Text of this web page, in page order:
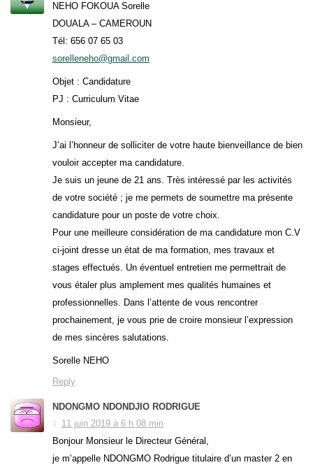
NEHO FOKOUA Sorelle
DOUALA – CAMEROUN
Tél: 656 07 65 03
sorelleneho@gmail.com
Objet : Candidature
PJ : Curriculum Vitae
Monsieur,
J’ai l’honneur de solliciter de votre haute bienveillance de bien
vouloir accepter ma candidature.
Je suis un jeune de 21 ans. Très intéressé par les activités
de votre société ; je me permets de soumettre ma présente
candidature pour un poste de votre choix.
Pour une meilleure considération de ma candidature mon C.V
ci-joint dresse un état de ma formation, mes travaux et
stages effectués. Un éventuel entretien me permettrait de
vous étaler plus amplement mes qualités humaines et
professionnelles. Dans l’attente de vous rencontrer
prochainement, je vous prie de croire monsieur l’expression
de mes sincères salutations.
Sorelle NEHO
Reply
NDONGMO NDONDJIO RODRIGUE
11 juin 2019 à 6 h 08 min
Bonjour Monsieur le Directeur Général,
je m’appelle NDONGMO Rodrigue titulaire d’un master 2 en